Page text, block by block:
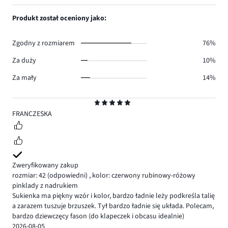
5
FRANCZESKA
Zweryfikowany zakup
rozmiar: 42 (odpowiedni) , kolor: czerwony rubinowy-różowy
pinklady z nadrukiem
Sukienka ma piękny wzór i kolor, bardzo ładnie leży podkreśla talię
a zarazem tuszuje brzuszek. Tył bardzo ładnie się układa. Polecam,
bardzo dziewczęcy fason (do klapeczek i obcasu idealnie)
1,
Produkt został oceniony jako:
Zgodny z rozmiarem
76%
Za duży
10%
Za mały
14%